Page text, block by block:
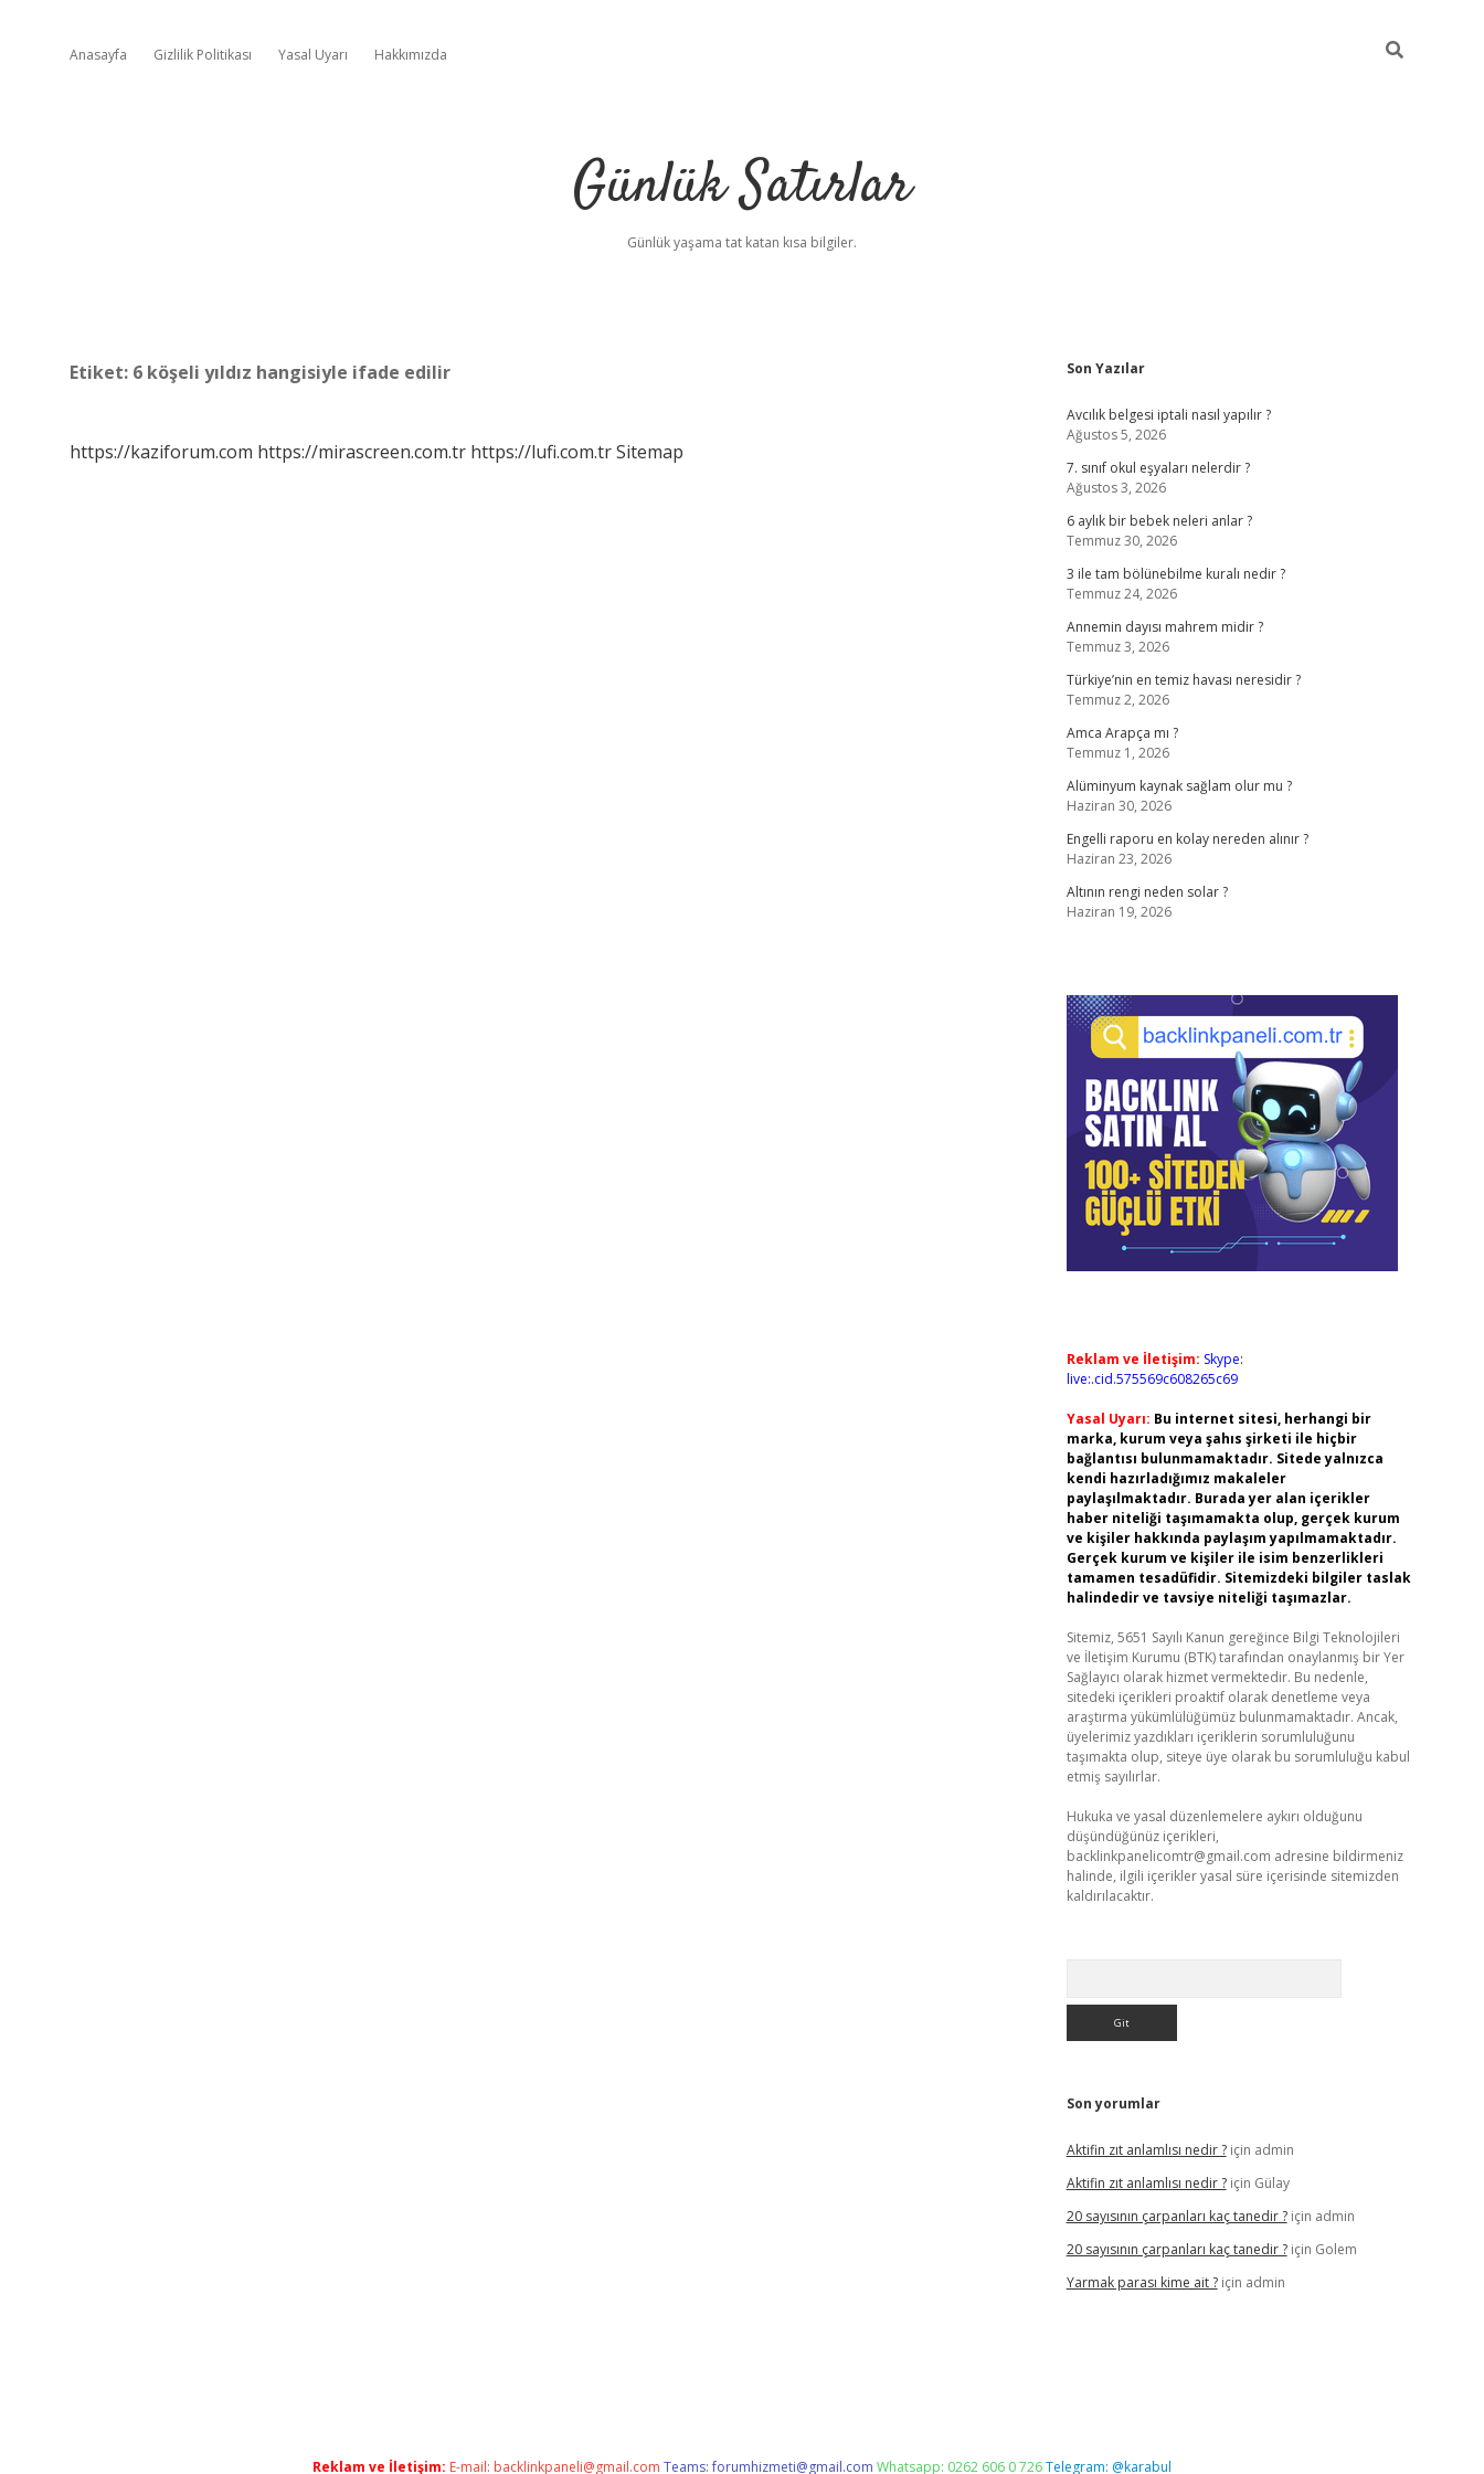
Anasayfa Gizlilik Politikası Yasal Uyarı Hakkımızda
Günlük Satırlar
Günlük yaşama tat katan kısa bilgiler.
Etiket: 6 köşeli yıldız hangisiyle ifade edilir
https://kaziforum.com https://mirascreen.com.tr https://lufi.com.trSitemap
Sidebar
Son Yazılar
Avcılık belgesi iptali nasıl yapılır ?
Ağustos 5, 2026
7. sınıf okul eşyaları nelerdir ?
Ağustos 3, 2026
6 aylık bir bebek neleri anlar ?
Temmuz 30, 2026
3 ile tam bölünebilme kuralı nedir ?
Temmuz 24, 2026
Annemin dayısı mahrem midir ?
Temmuz 3, 2026
Türkiye’nin en temiz havası neresidir ?
Temmuz 2, 2026
Amca Arapça mı ?
Temmuz 1, 2026
Alüminyum kaynak sağlam olur mu ?
Haziran 30, 2026
Engelli raporu en kolay nereden alınır ?
Haziran 23, 2026
Altının rengi neden solar ?
Haziran 19, 2026
Reklam ve İletişim: Skype:
live:.cid.575569c608265c69
Yasal Uyarı: Bu internet sitesi, herhangi bir
marka, kurum veya şahıs şirketi ile hiçbir
bağlantısı bulunmamaktadır. Sitede yalnızca
kendi hazırladığımız makaleler
paylaşılmaktadır. Burada yer alan içerikler
haber niteliği taşımamakta olup, gerçek kurum
ve kişiler hakkında paylaşım yapılmamaktadır.
Gerçek kurum ve kişiler ile isim benzerlikleri
tamamen tesadüfidir. Sitemizdeki bilgiler taslak
halindedir ve tavsiye niteliği taşımazlar.
Sitemiz, 5651 Sayılı Kanun gereğince Bilgi Teknolojileri
ve İletişim Kurumu (BTK) tarafından onaylanmış bir Yer
Sağlayıcı olarak hizmet vermektedir. Bu nedenle,
sitedeki içerikleri proaktif olarak denetleme veya
araştırma yükümlülüğümüz bulunmamaktadır. Ancak,
üyelerimiz yazdıkları içeriklerin sorumluluğunu
taşımakta olup, siteye üye olarak bu sorumluluğu kabul
etmiş sayılırlar.
Hukuka ve yasal düzenlemelere aykırı olduğunu
düşündüğünüz içerikleri,
backlinkpanelicomtr@gmail.com adresine bildirmeniz
halinde, ilgili içerikler yasal süre içerisinde sitemizden
kaldırılacaktır.
Son yorumlar
Aktifin zıt anlamlısı nedir ?için admin
Aktifin zıt anlamlısı nedir ?için Gülay
20 sayısının çarpanları kaç tanedir ?için admin
20 sayısının çarpanları kaç tanedir ?için Golem
Yarmak parası kime ait ?için admin
Reklam ve İletişim: E-mail: backlinkpaneli@gmail.com Teams:forumhizmeti@gmail.com Whatsapp: 0262 606 0 726Telegram: @karabul